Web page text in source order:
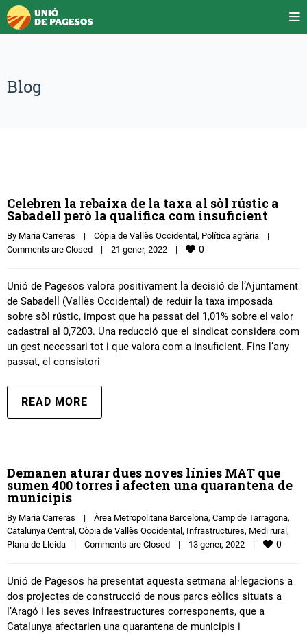
Blog
Celebren la rebaixa de la taxa al sòl rústic a
Sabadell però la qualifica com insuficient
By Maria Carreras | Còpia de Vallès Occidental , Política agrària
|
Comments are Closed
| 21 gener, 2022 | 0
Unió de Pagesos valora positivament la decisió de l’Ajuntament
de Sabadell (Vallès Occidental) de reduir la taxa imposada
sobre sòl rústic, impost que ha passat del 1,01% sobre el valor
cadastral al 0,7203. Una reducció que el sindicat considera com
un gest necessari tot i que valora com a insuficient. Fins l’any
passat, el consistori
READ MORE
Demanen aturar dues noves línies MAT que
sumen 400 torres i afecten una quarantena de
municipis
By Maria Carreras | Àrea Metropolitana Barcelona, Camp de Tarragona
Catalunya Central , Còpia de Vallès Occidental , Infrastructures, Medi rural
Plana de Lleida
| Comments are Closed | 13 gener, 2022 | 0
Unió de Pagesos ha presentat aquesta setmana al·legacions a
dos projectes de construcció de nous parcs eòlics situats a
l’Aragó i les seves infraestructures corresponents, que a
Catalunya afectarien una quarantena de municipis i